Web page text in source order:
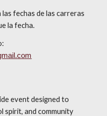
fechas de las carreras
la fecha.
event designed to
spirit, and community